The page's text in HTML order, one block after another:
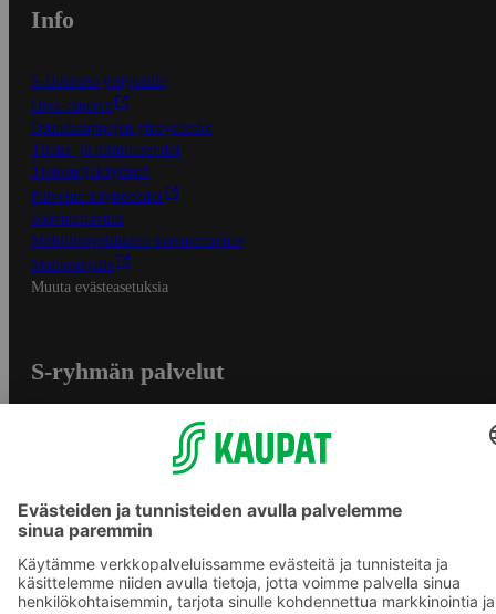
Info
S-Business yrityksille
Oiva-raportit
Osuuskauppojen yhteystiedot
Tilaus- ja toimitusehdot
Tietosuojakäytäntö
Palvelun käyttöehdot
Saavutettavuus
Mobiilisovelluksen saavutettavuus
Mainostajalle
Muuta evästeasetuksia
S-ryhmän palvelut
S-ostoslista -sovellus
Prisma.fi
Sokos.fi
S-Pankki
Yhteishyvä